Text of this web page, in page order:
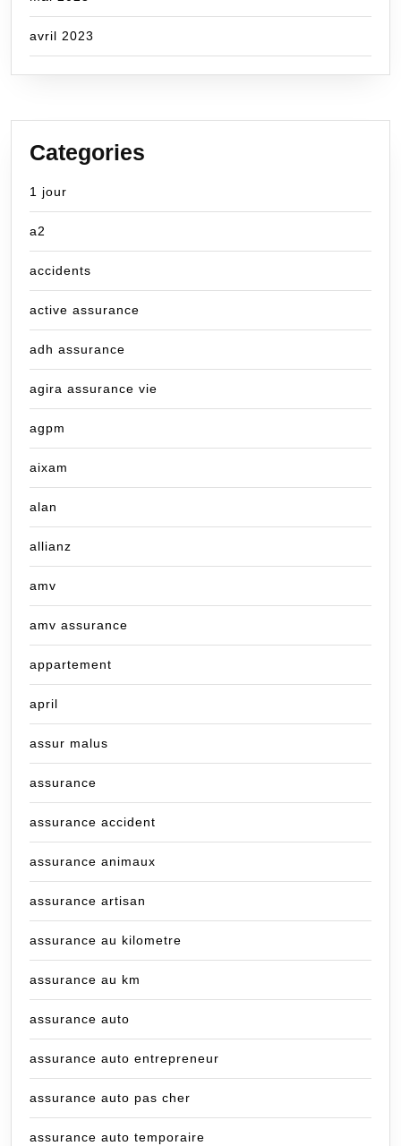
avril 2023
Categories
1 jour
a2
accidents
active assurance
adh assurance
agira assurance vie
agpm
aixam
alan
allianz
amv
amv assurance
appartement
april
assur malus
assurance
assurance accident
assurance animaux
assurance artisan
assurance au kilometre
assurance au km
assurance auto
assurance auto entrepreneur
assurance auto pas cher
assurance auto temporaire